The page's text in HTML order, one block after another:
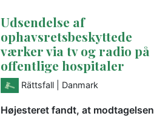
Udsendelse af
ophavsretsbeskyttede
værker via tv og radio på
offentlige hospitaler
Rättsfall | Danmark
Højesteret fandt, at modtagelsen